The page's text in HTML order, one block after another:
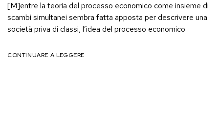
[M]entre la teoria del processo economico come insieme di
scambi simultanei sembra fatta apposta per descrivere una
società priva di classi, l’idea del processo economico
CONTINUARE A LEGGERE